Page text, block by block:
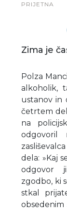
PRIJETNA
Zima je
Polza
alkoholik,
ustanov in
četrtem
na
dela: »Kaj
odgovor
zgodbo, ki
stkal